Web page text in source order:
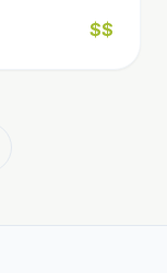
$$